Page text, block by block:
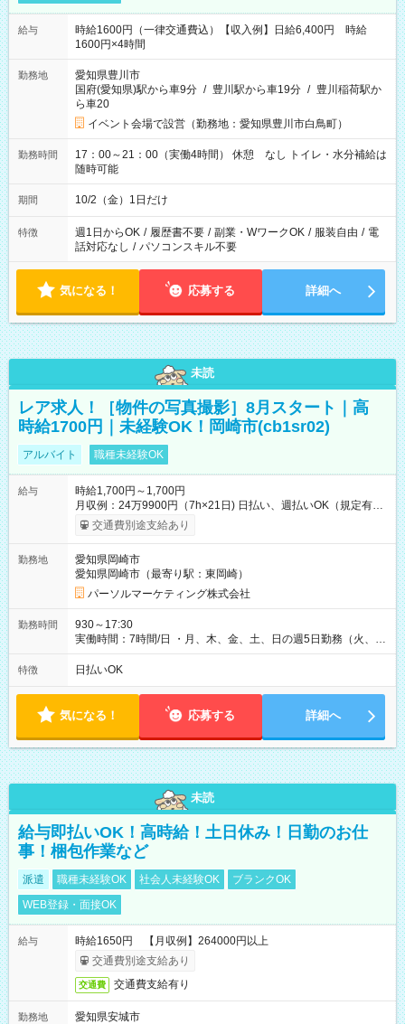
給与
時給1600円（一律交通費込）【収入例】日給6,400円 時給
1600円×4時間
勤務地
愛知県豊川市
国府(愛知県)駅から車9分 / 豊川駅から車19分 / 豊川稲荷駅か
ら車20
イベント会場で設営（勤務地：愛知県豊川市白鳥町）
勤務時間
17：00～21：00（実働4時間） 休憩 なし トイレ・水分補給は
随時可能
期間 10/2（金）1日だけ
特徴 週1日からOK / 履歴書不要 / 副業・WワークOK / 服装自由 / 電
話対応なし / パソコンスキル不要
気になる！ 応募する 詳細へ
未読
レア求人！［物件の写真撮影］8月スタート｜高
時給1700円｜未経験OK！岡崎市(cb1sr02)
アルバイト 職種未経験OK
給与
時給1,700円～1,700円
月収例：24万9900円（7h×21日) 日払い、週払いOK（規定有
り） 【試用期間】試用期間なし
交通費別途支給あり
勤務地
愛知県岡崎市
愛知県岡崎市（最寄り駅：東岡崎）
パーソルマーケティング株式会社
勤務時間
930～17:30
実働時間：7時間/日 ・月、木、金、土、日の週5日勤務（火、水
は固定休です／夏季、年末年始等、長期休暇有り！） ・ワンシ
フト！ 残業ほぼナシ（0～5h/月）
特徴 日払いOK
気になる！ 応募する 詳細へ
未読
給与即払いOK！高時給！土日休み！日勤のお仕
事！梱包作業など
派遣 職種未経験OK 社会人未経験OK
ブランクOK
WEB登録・面接OK
給与
時給1650円 【月収例】264000円以上
交通費別途支給あり
交通費 交通費支給有り
勤務地
愛知県安城市